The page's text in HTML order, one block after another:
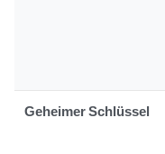
Geheimer Schlüssel